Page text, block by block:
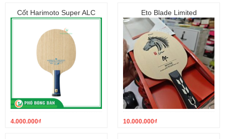
Cốt Harimoto Super ALC
4.000.000₫
Eto Blade Limited
10.000.000₫